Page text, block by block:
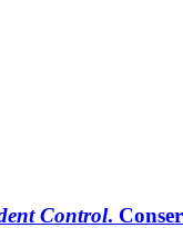
Control.